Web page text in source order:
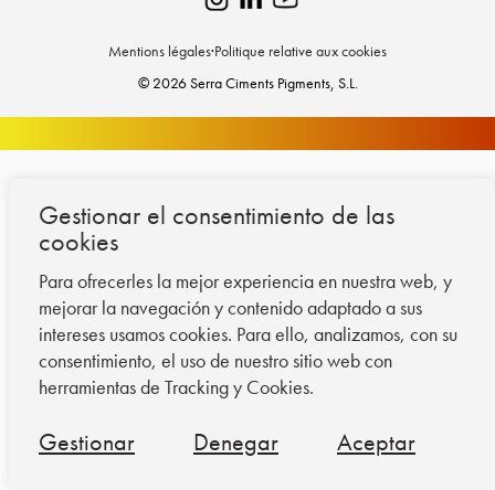
Gestionar el consentimiento de las
cookies
Para ofrecerles la mejor experiencia en nuestra web, y
mejorar la navegación y contenido adaptado a sus
intereses usamos cookies. Para ello, analizamos, con su
consentimiento, el uso de nuestro sitio web con
herramientas de Tracking y Cookies.
Gestionar Denegar Aceptar
Mentions légales·Politique relative aux cookies
© 2026 Serra Ciments Pigments, S.L.